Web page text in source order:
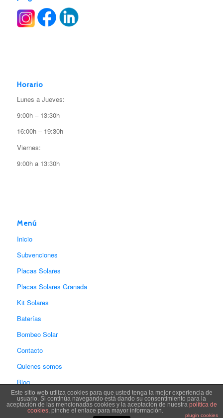
Horario
Lunes a Jueves:
9:00h – 13:30h
16:00h – 19:30h
Viernes:
9:00h a 13:30h
Menú
Inicio
Subvenciones
Placas Solares
Placas Solares Granada
Kit Solares
Baterías
Bombeo Solar
Contacto
Quienes somos
Blog
Este sitio web utiliza cookies para que usted tenga la mejor experiencia de
usuario. Si continúa navegando está dando su consentimiento para la
aceptación de las mencionadas cookies y la aceptación de nuestra política de
cookies, pinche el enlace para mayor información.
plugin cookies